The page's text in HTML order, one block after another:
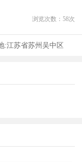
浏览次数： 58次
:江苏省苏州吴中区